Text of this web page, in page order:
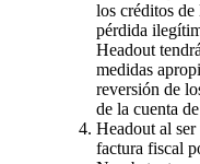
los créditos de
pérdida
Headout
medidas
reversión de
de la cuenta
Headout al
factura fiscal